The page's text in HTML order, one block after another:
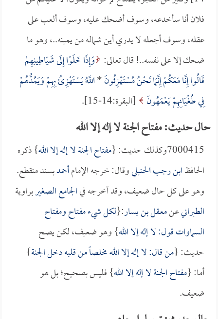
فلان أنا سأخدعه، وسوف أضحك عليه، وسوف ألعب على
عقله، وسوف أجعله لا يدري أين شماله من يمينه..، وهو ما
ضحك إلا على نفسه..! قال تعالى: وَإِذَا خَلَوْا إِلَى شَيَاطِينِهِمْ
قَالُوا إِنَّا مَعَكُمْ إِنَّمَا نَحْنُ مُسْتَهْزِئُونَ*اللَّهُ يَسْتَهْزِئُ بِهِمْ وَيَمُدُّهُمْ
فِي طُغْيَانِهِمْ يَعْمَهُونَ
[البقرة:14-15].
حال حديث: مفتاح الجنة لا إله إلا الله
7000415وكذلك حديث: { مفتاح الجنة لا إله إلا الله} ذكره
الحافظابن رجب الحنبليوقال: خرجه الإمامأحمدبسند منقطع.
وهو على كل حال ضعيف، وقد أخرجه فيالجامع الصغيربراوية
الطبرانيعنمعقل بن يسار:{لكل شيء مفتاح ومفتاح
السماوات قول: لا إله إلا الله} وهو ضعيف، لكن يصح
حديث: {من قال: لا إله إلا الله مخلصاً من قلبه دخل الجنة}
أما: {مفتاح الجنة لا إله إلا الله} فليس بصحيح؛ بل هو
ضعيف.